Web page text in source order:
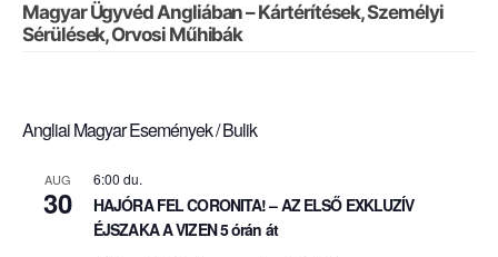
Magyar Ügyvéd Angliában – Kártérítések, Személyi
Sérülések, Orvosi Műhibák
Angliai Magyar Események / Bulik
AUG
30
6:00 du.
HAJÓRA FEL CORONITA! – AZ ELSŐ EXKLUZÍV
ÉJSZAKA A VIZEN 5 órán át